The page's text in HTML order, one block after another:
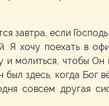
завтра, если
Я хочу поехать в
молиться, чтобы
здесь, когда Бог
совсем другая